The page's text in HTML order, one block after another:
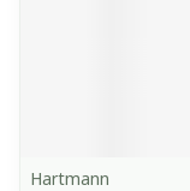
Hartmann